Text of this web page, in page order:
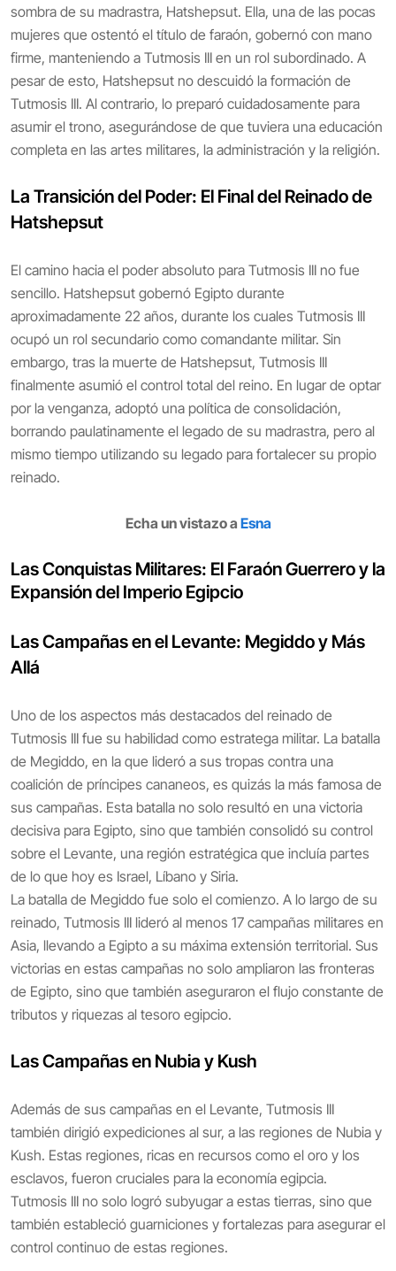
sombra de su madrastra, Hatshepsut. Ella, una de las pocas
mujeres que ostentó el título de faraón, gobernó con mano
firme, manteniendo a Tutmosis III en un rol subordinado. A
pesar de esto, Hatshepsut no descuidó la formación de
Tutmosis III. Al contrario, lo preparó cuidadosamente para
asumir el trono, asegurándose de que tuviera una educación
completa en las artes militares, la administración y la religión.
La Transición del Poder: El Final del Reinado de
Hatshepsut
El camino hacia el poder absoluto para Tutmosis III no fue
sencillo. Hatshepsut gobernó Egipto durante
aproximadamente 22 años, durante los cuales Tutmosis III
ocupó un rol secundario como comandante militar. Sin
embargo, tras la muerte de Hatshepsut, Tutmosis III
finalmente asumió el control total del reino. En lugar de optar
por la venganza, adoptó una política de consolidación,
borrando paulatinamente el legado de su madrastra, pero al
mismo tiempo utilizando su legado para fortalecer su propio
reinado.
Echa un vistazo a Esna
Las Conquistas Militares: El Faraón Guerrero y la
Expansión del Imperio Egipcio
Las Campañas en el Levante: Megiddo y Más
Allá
Uno de los aspectos más destacados del reinado de
Tutmosis III fue su habilidad como estratega militar. La batalla
de Megiddo, en la que lideró a sus tropas contra una
coalición de príncipes cananeos, es quizás la más famosa de
sus campañas. Esta batalla no solo resultó en una victoria
decisiva para Egipto, sino que también consolidó su control
sobre el Levante, una región estratégica que incluía partes
de lo que hoy es Israel, Líbano y Siria.
La batalla de Megiddo fue solo el comienzo. A lo largo de su
reinado, Tutmosis III lideró al menos 17 campañas militares en
Asia, llevando a Egipto a su máxima extensión territorial. Sus
victorias en estas campañas no solo ampliaron las fronteras
de Egipto, sino que también aseguraron el flujo constante de
tributos y riquezas al tesoro egipcio.
Las Campañas en Nubia y Kush
Además de sus campañas en el Levante, Tutmosis III
también dirigió expediciones al sur, a las regiones de Nubia y
Kush. Estas regiones, ricas en recursos como el oro y los
esclavos, fueron cruciales para la economía egipcia.
Tutmosis III no solo logró subyugar a estas tierras, sino que
también estableció guarniciones y fortalezas para asegurar el
control continuo de estas regiones.